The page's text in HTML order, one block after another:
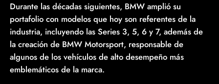
Durante las décadas siguientes, BMW amplió su
portafolio con modelos que hoy son referentes de la
industria, incluyendo las Series 3, 5, 6 y 7, además de
la creación de BMW Motorsport, responsable de
algunos de los vehículos de alto desempeño más
emblemáticos de la marca.